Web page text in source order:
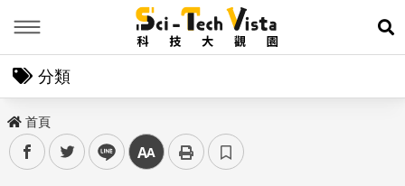
展
分類
首頁
facebooktwitter line 中